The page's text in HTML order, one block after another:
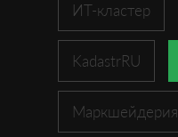
ИТ-кластер
KadastrRU
Маркшейдерия